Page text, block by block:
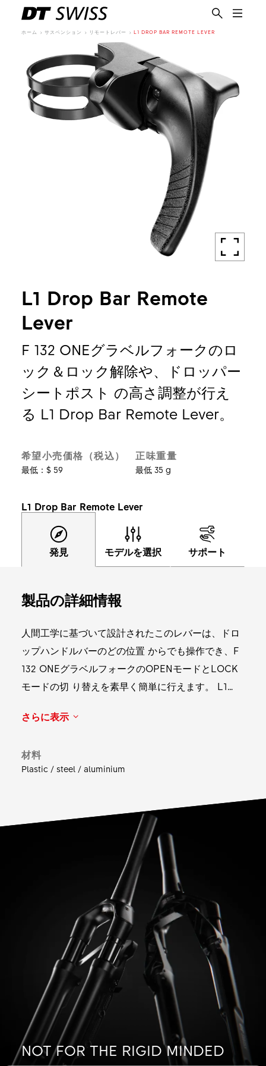
ホーム サスペンション リモートレバー L1 DROP BAR REMOTE LEVER
L1 Drop Bar Remote
Lever
F 132 ONEグラベルフォークのロ
ック＆ロック解除や、ドロッパー
シートポスト の高さ調整が行え
る L1 Drop Bar Remote Lever。
希望小売価格（税込）
最低：$ 59
正味重量
最低 35 g
L1 Drop Bar Remote Lever
発見 モデルを選択 サポート
製品の詳細情報
人間工学に基づいて設計されたこのレバーは、ドロ
ップハンドルバーのどの位置 からでも操作でき、F
132 ONEグラベルフォークのOPENモードとLOCK
モードの切 り替えを素早く簡単に行えます。 L1
ートポストに対応しており 、ケーブルテンショナー
さらに表示
材料
Plastic / steel / aluminium
NOT FOR THE RIGID MINDED